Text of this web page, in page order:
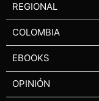
REGIONAL
COLOMBIA
EBOOKS
OPINIÓN